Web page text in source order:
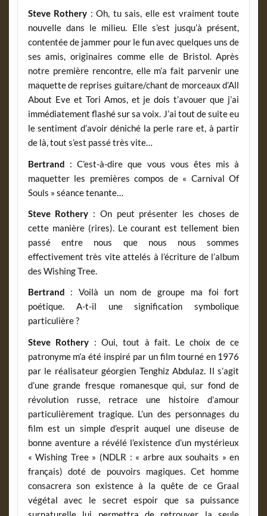
Steve Rothery : Oh, tu sais, elle est vraiment toute
nouvelle dans le milieu. Elle s’est jusqu’à présent,
contentée de jammer pour le fun avec quelques uns de
ses amis, originaires comme elle de Bristol. Après
notre première rencontre, elle m’a fait parvenir une
maquette de reprises guitare/chant de morceaux d’All
About Eve et Tori Amos, et je dois t’avouer que j’ai
immédiatement flashé sur sa voix. J’ai tout de suite eu
le sentiment d’avoir déniché la perle rare et, à partir
de là, tout s’est passé très vite…
Bertrand : C’est-à-dire que vous vous êtes mis à
maquetter les premières compos de « Carnival Of
Souls » séance tenante…
Steve Rothery : On peut présenter les choses de
cette manière (rires). Le courant est tellement bien
passé entre nous que nous nous sommes
effectivement très vite attelés à l’écriture de l’album
des Wishing Tree.
Bertrand : Voilà un nom de groupe ma foi fort
poétique. A-t-il une signification symbolique
particulière ?
Steve Rothery : Oui, tout à fait. Le choix de ce
patronyme m’a été inspiré par un film tourné en 1976
par le réalisateur géorgien Tenghiz Abdulaz. Il s’agit
d’une grande fresque romanesque qui, sur fond de
révolution russe, retrace une histoire d’amour
particulièrement tragique. L’un des personnages du
film est un simple d’esprit auquel une diseuse de
bonne aventure a révélé l’existence d’un mystérieux
« Wishing Tree » (NDLR : « arbre aux souhaits » en
français) doté de pouvoirs magiques. Cet homme
consacrera son existence à la quête de ce Graal
végétal avec le secret espoir que sa puissance